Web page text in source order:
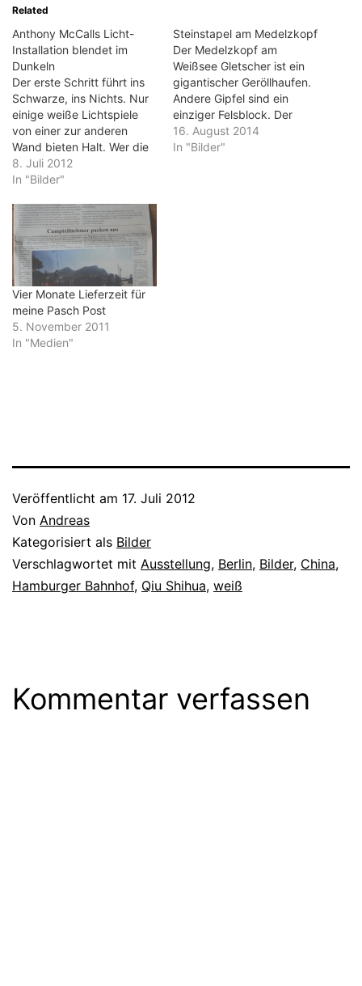
Related
Anthony McCalls Licht-
Installation blendet im
Dunkeln
Der erste Schritt führt ins
Schwarze, ins Nichts. Nur
einige weiße Lichtspiele
von einer zur anderen
Wand bieten Halt. Wer die
Lichtinstallation "Five
Minutes of pure Sculpture"
erlebt verwirrte Sinne.
Ganz klein sind die ersten
Schritte. Unsicherheit, ja
der Widerhall von
Urängsten, schwingt beim
Betreten der…
8. Juli 2012
In "Bilder"
Steinstapel am Medelzkopf
Der Medelzkopf am
Weißsee Gletscher ist ein
gigantischer Geröllhaufen.
Andere Gipfel sind ein
einziger Felsblock. Der
Medelzkopf ist wie eine
Aufschüttung von großen
16. August 2014
In "Bilder"
Vier Monate Lieferzeit für
meine Pasch Post
5. November 2011
In "Medien"
Veröffentlicht am 17. Juli 2012
Von Andreas
Kategorisiert als Bilder
Verschlagwortet mit Ausstellung, Berlin, Bilder, China,
Hamburger Bahnhof, Qiu Shihua, weiß
Kommentar verfassen